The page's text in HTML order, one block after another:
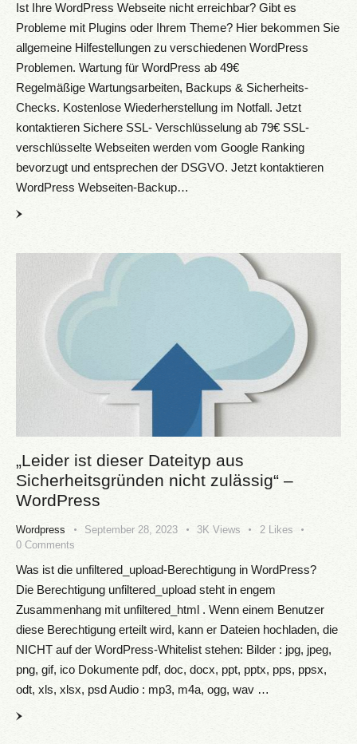
Ist Ihre WordPress Webseite nicht erreichbar? Gibt es
Probleme mit Plugins oder Ihrem Theme? Hier bekommen Sie
allgemeine Hilfestellungen zu verschiedenen WordPress
Problemen. Wartung für WordPress ab 49€
Regelmäßige Wartungsarbeiten, Backups & Sicherheits-
Checks. Kostenlose Wiederherstellung im Notfall. Jetzt
kontaktieren Sichere SSL- Verschlüsselung ab 79€ SSL-
verschlüsselte Webseiten werden vom Google Ranking
bevorzugt und entsprechen der DSGVO. Jetzt kontaktieren
WordPress Webseiten-Backup…
„Leider ist dieser Dateityp aus
Sicherheitsgründen nicht zulässig“ –
WordPress
Wordpress September 28, 2023 3K Views 2 Likes
0 Comments
Was ist die unfiltered_upload-Berechtigung in WordPress?
Die Berechtigung unfiltered_upload steht in engem
Zusammenhang mit unfiltered_html . Wenn einem Benutzer
diese Berechtigung erteilt wird, kann er Dateien hochladen, die
NICHT auf der WordPress-Whitelist stehen: Bilder : jpg, jpeg,
png, gif, ico Dokumente pdf, doc, docx, ppt, pptx, pps, ppsx,
odt, xls, xlsx, psd Audio : mp3, m4a, ogg, wav …